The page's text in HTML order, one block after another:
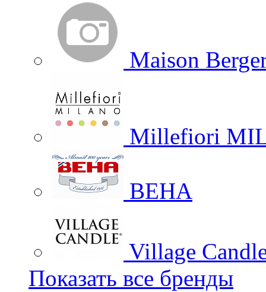
Maison
Millefiori
BEHA
Village
Показать все бренды